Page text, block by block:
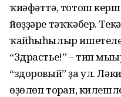
ҡиәфәттә, тотош
йөҙҙәре тәҡҡәбер.
ҡайһыһылыр
“Здрастье!” – тип
“здоровый” ҙа ул.
өҙөлөп торған,